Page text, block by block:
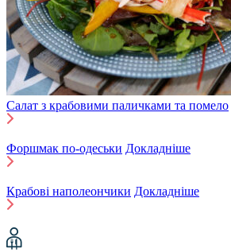
Салат з крабовими паличками та помело
Форшмак по-одеськи Докладніше
Крабові наполеончики Докладніше